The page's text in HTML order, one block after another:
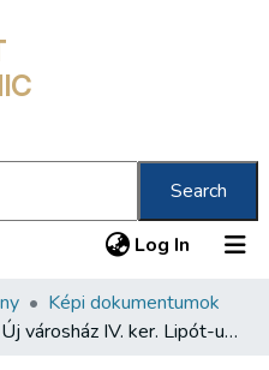
Search
Log In (current)
Képi dokumentumok
Új városház IV. ker. Lipót-utcza 32-34. II. emelet Nouvel hótel de ville : II. Etage /